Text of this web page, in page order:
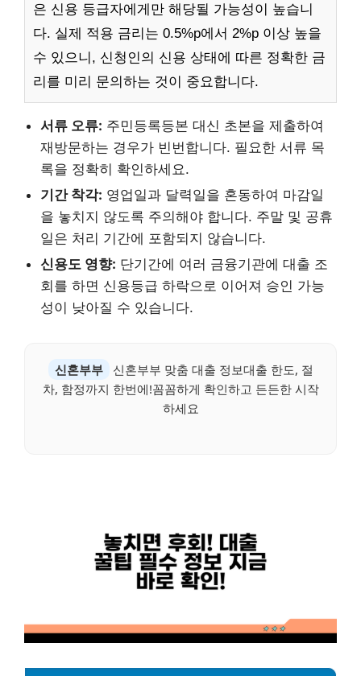
은 신용 등급자에게만 해당될 가능성이 높습니
다. 실제 적용 금리는 0.5%p에서 2%p 이상 높을
수 있으니, 신청인의 신용 상태에 따른 정확한 금
리를 미리 문의하는 것이 중요합니다.
서류 오류: 주민등록등본 대신 초본을 제출하여
재방문하는 경우가 빈번합니다. 필요한 서류 목
록을 정확히 확인하세요.
기간 착각: 영업일과 달력일을 혼동하여 마감일
을 놓치지 않도록 주의해야 합니다. 주말 및 공휴
일은 처리 기간에 포함되지 않습니다.
신용도 영향: 단기간에 여러 금융기관에 대출 조
회를 하면 신용등급 하락으로 이어져 승인 가능
성이 낮아질 수 있습니다.
신혼부부
신혼부부 맞춤 대출 정보대출 한도, 절
차, 함정까지 한번에!꼼꼼하게 확인하고 든든한 시작
하세요